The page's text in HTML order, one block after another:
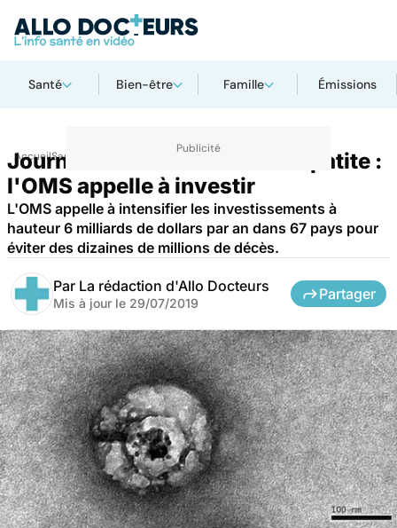
Santé Bien-être Famille Émissions
AccueilSanté
Journée mondiale contre l'hépatite :
l'OMS appelle à investir
L'OMS appelle à intensifier les investissements à
hauteur 6 milliards de dollars par an dans 67 pays pour
éviter des dizaines de millions de décès.
Par La rédaction d'Allo Docteurs
Mis à jour le 29/07/2019
Partager